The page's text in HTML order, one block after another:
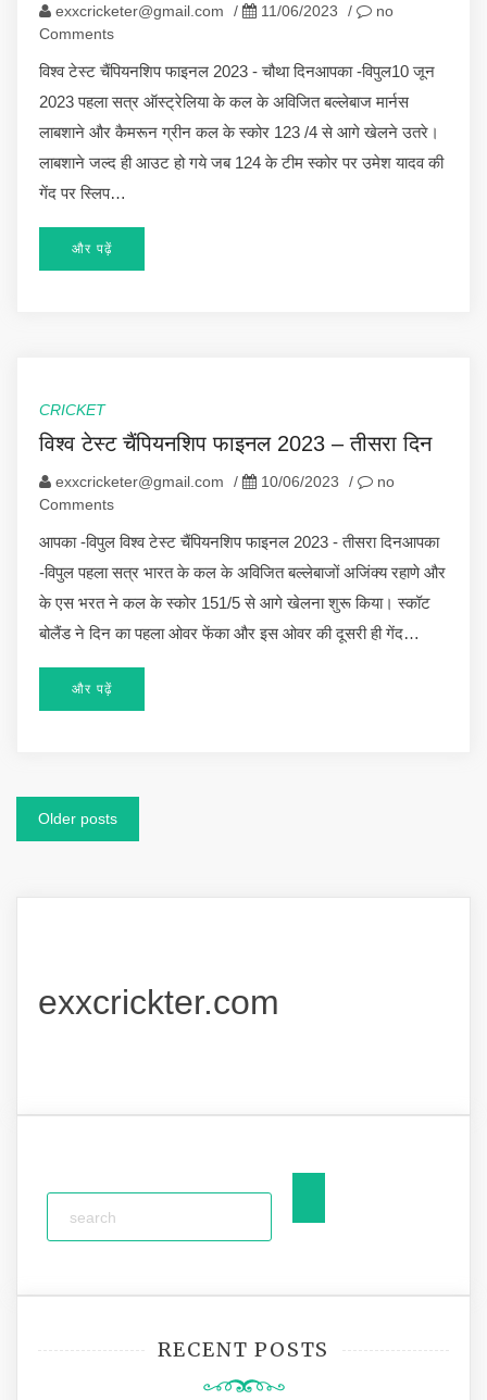
exxcricketer@gmail.com / 11/06/2023 /
no
Comments
विश्व टेस्ट चैंपियनशिप फाइनल 2023 - चौथा दिनआपका -विपुल10 जून
2023 पहला सत्र ऑस्ट्रेलिया के कल के अविजित बल्लेबाज मार्नस
लाबशाने और कैमरून ग्रीन कल के स्कोर 123 /4 से आगे खेलने उतरे।
लाबशाने जल्द ही आउट हो गये जब 124 के टीम स्कोर पर उमेश यादव की
गेंद पर स्लिप…
और पढ़ें
CRICKET
विश्व टेस्ट चैंपियनशिप फाइनल 2023 – तीसरा दिन
exxcricketer@gmail.com / 10/06/2023 /
no
Comments
आपका -विपुल विश्व टेस्ट चैंपियनशिप फाइनल 2023 - तीसरा दिनआपका
-विपुल पहला सत्र भारत के कल के अविजित बल्लेबाजों अजिंक्य रहाणे और
के एस भरत ने कल के स्कोर 151/5 से आगे खेलना शुरू किया। स्कॉट
बोलैंड ने दिन का पहला ओवर फेंका और इस ओवर की दूसरी ही गेंद…
और पढ़ें
Posts
Older posts
exxcrickter.com
RECENT POSTS